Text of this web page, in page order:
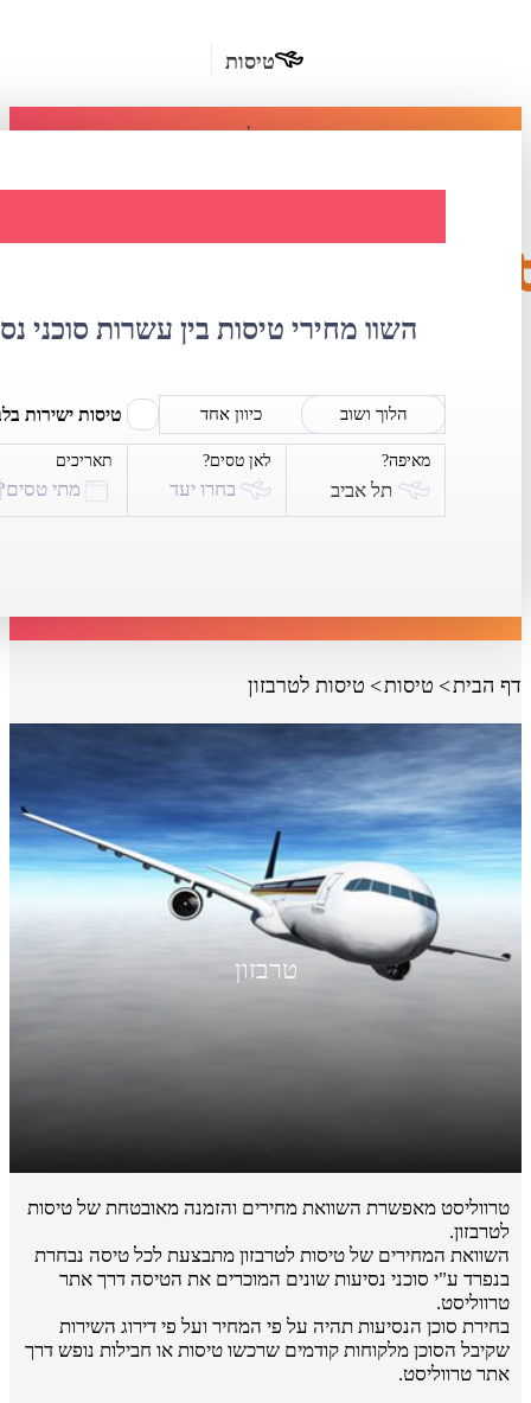
טיסות
מומלץ
בחו"ל
השכרת
רכב
השוו מחירי טיסות בין עשרות סוכני
הלוך ושוב כיוון אחד טיסות ישירות
מאיפה?
תל אביב
לאן טסים?
בחרו יעד
תאריכים
מתי
דף הבית טיסות טיסות לטרבזון
טרבזון
טרווליסט מאפשרת השוואת מחירים והזמנה מאובטחת של טיסות
לטרבזון.
השוואת המחירים של טיסות לטרבזון מתבצעת לכל טיסה נבחרת
בנפרד ע"י סוכני נסיעות שונים המוכרים את הטיסה דרך אתר
טרווליסט.
בחירת סוכן הנסיעות תהיה על פי המחיר ועל פי דירוג השירות
שקיבל הסוכן מלקוחות קודמים שרכשו טיסות או חבילות נופש דרך
אתר טרווליסט.